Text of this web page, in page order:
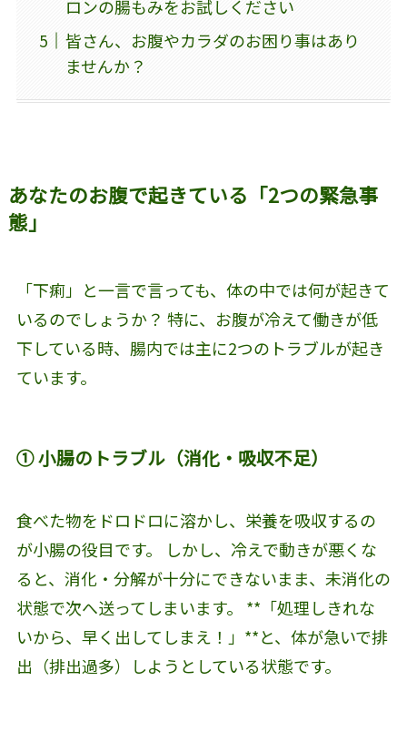
ロンの腸もみをお試しください
皆さん、お腹やカラダのお困り事はあり
ませんか？
あなたのお腹で起きている「2つの緊急事
態」
「下痢」と一言で言っても、体の中では何が起きて
いるのでしょうか？ 特に、お腹が冷えて働きが低
下している時、腸内では主に2つのトラブルが起き
ています。
① 小腸のトラブル（消化・吸収不足）
食べた物をドロドロに溶かし、栄養を吸収するの
が小腸の役目です。 しかし、冷えで動きが悪くな
ると、消化・分解が十分にできないまま、未消化の
状態で次へ送ってしまいます。 **「処理しきれな
いから、早く出してしまえ！」**と、体が急いで排
出（排出過多）しようとしている状態です。